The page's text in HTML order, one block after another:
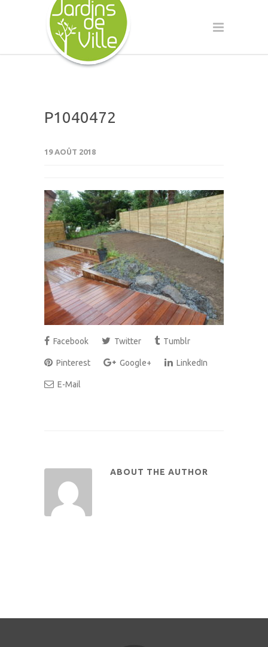
P1040472
19 AOÛT 2018
Facebook Twitter Tumblr
Pinterest Google+ LinkedIn
E-Mail
ABOUT THE AUTHOR